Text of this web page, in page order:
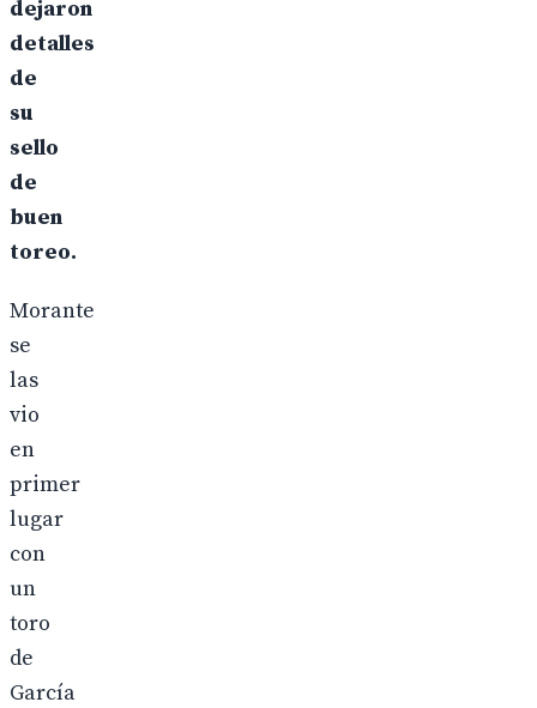
dejaron
detalles
de
su
sello
de
buen
toreo.
Morante
se
las
vio
en
primer
lugar
con
un
toro
de
García